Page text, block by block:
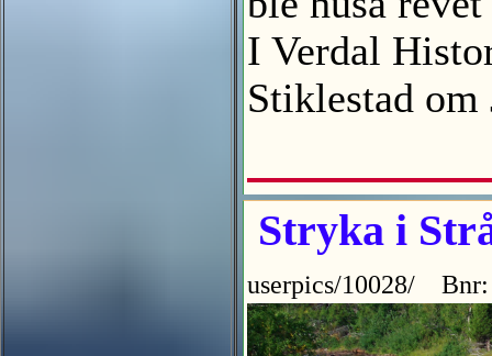
I Verdal
Stiklestad
Stryka i
userpics/10028/ Bnr: